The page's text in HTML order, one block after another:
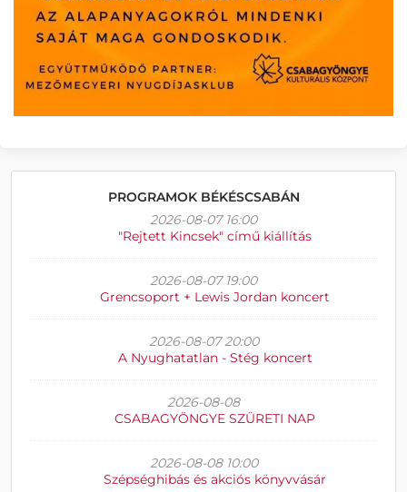
PROGRAMOK BÉKÉSCSABÁN
2026-08-07 16:00
"Rejtett Kincsek" című kiállítás
2026-08-07 19:00
Grencsoport + Lewis Jordan koncert
2026-08-07 20:00
A Nyughatatlan - Stég koncert
2026-08-08
CSABAGYÖNGYE SZÜRETI NAP
2026-08-08 10:00
Szépséghibás és akciós könyvvásár